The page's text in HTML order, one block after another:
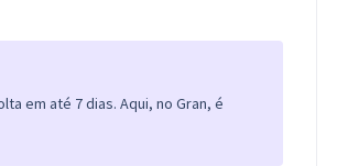
em até 7 dias. Aqui, no Gran, é